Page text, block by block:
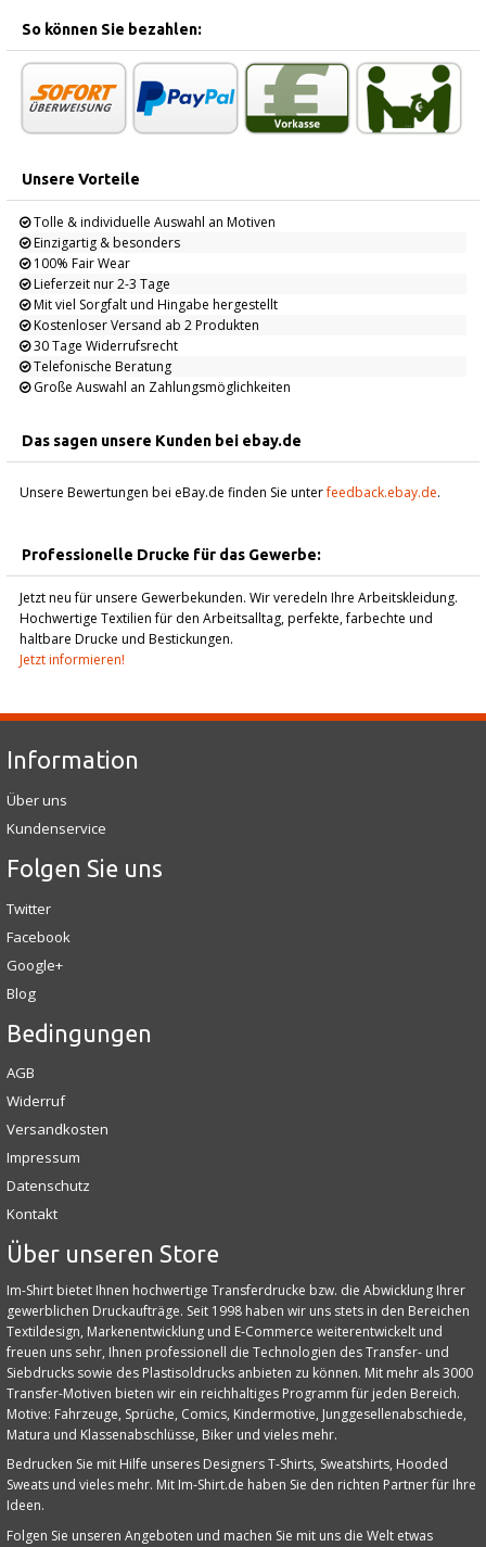
So können Sie bezahlen:
Unsere Vorteile
Tolle & individuelle Auswahl an Motiven
Einzigartig & besonders
100% Fair Wear
Lieferzeit nur 2-3 Tage
Mit viel Sorgfalt und Hingabe hergestellt
Kostenloser Versand ab 2 Produkten
30 Tage Widerrufsrecht
Telefonische Beratung
Große Auswahl an Zahlungsmöglichkeiten
Das sagen unsere Kunden bei ebay.de
Unsere Bewertungen bei eBay.de finden Sie unterfeedback.ebay.de.
Professionelle Drucke für das Gewerbe:
Jetzt neu für unsere Gewerbekunden. Wir veredeln Ihre Arbeitskleidung.
Hochwertige Textilien für den Arbeitsalltag, perfekte, farbechte und
haltbare Drucke und Bestickungen.
Jetzt informieren!
Information
Über uns
Kundenservice
Folgen Sie uns
Twitter
Facebook
Google+
Blog
Bedingungen
AGB
Widerruf
Versandkosten
Impressum
Datenschutz
Kontakt
Über unseren Store
Im-Shirt bietet Ihnen hochwertige Transferdrucke bzw. die Abwicklung Ihrer
gewerblichen Druckaufträge. Seit 1998 haben wir uns stets in den Bereichen
Textildesign, Markenentwicklung und E‑Commerce weiterentwickelt und
freuen uns sehr, Ihnen professionell die Technologien des Transfer- und
Siebdrucks sowie des Plastisoldrucks anbieten zu können. Mit mehr als 3000
Transfer-Motiven bieten wir ein reichhaltiges Programm für jeden Bereich.
Motive: Fahrzeuge, Sprüche, Comics, Kindermotive, Junggesellenabschiede,
Matura und Klassenabschlüsse, Biker und vieles mehr.
Bedrucken Sie mit Hilfe unseres Designers T-Shirts, Sweatshirts, Hooded
Sweats und vieles mehr. Mit Im-Shirt.de haben Sie den richten Partner für Ihre
Ideen.
Folgen Sie unseren Angeboten und machen Sie mit uns die Welt etwas